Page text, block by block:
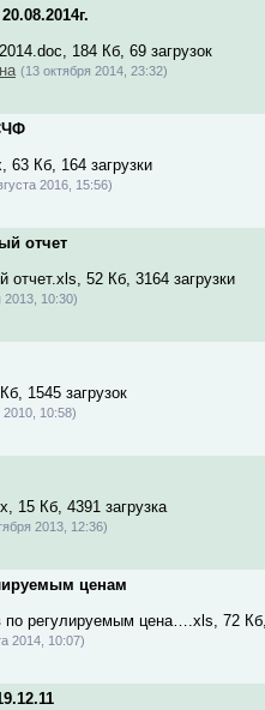
184 Кб, 69 загрузок
(13 октября 2014, 23:32)
63 Кб, 164 загрузки
2016, 15:56)
отчет
отчет.xls, 52 Кб, 3164 загрузки
2013, 10:30)
1545 загрузок
10:58)
15 Кб, 4391 загрузка
2013, 12:36)
ценам
по регулируемым цена….xls, 72 Кб,
2014, 10:07)